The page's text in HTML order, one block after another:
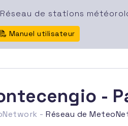
Réseau de stations
Manuel utilisateur
-
-Réseau de